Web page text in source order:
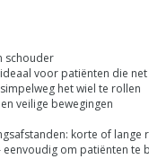
schouder
voor patiënten die
het wiel te rollen
veilige bewegingen
korte of lange
eenvoudig om patiënten te